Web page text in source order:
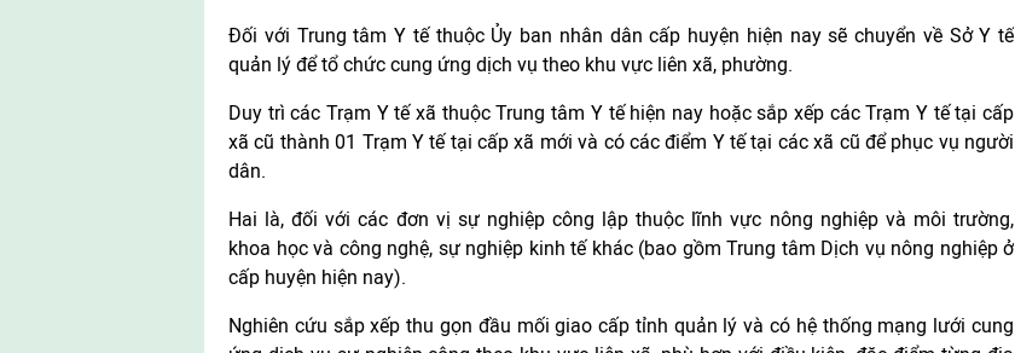
Đối với Trung tâm Y tế thuộc Ủy ban nhân dân cấp huyện hiện nay sẽ chuyển về Sở Y tế
quản lý để tổ chức cung ứng dịch vụ theo khu vực liên xã, phường.
Duy trì các Trạm Y tế xã thuộc Trung tâm Y tế hiện nay hoặc sắp xếp các Trạm Y tế tại cấp
xã cũ thành 01 Trạm Y tế tại cấp xã mới và có các điểm Y tế tại các xã cũ để phục vụ người
dân.
Hai là, đối với các đơn vị sự nghiệp công lập thuộc lĩnh vực nông nghiệp và môi trường,
khoa học và công nghệ, sự nghiệp kinh tế khác (bao gồm Trung tâm Dịch vụ nông nghiệp ở
cấp huyện hiện nay).
Nghiên cứu sắp xếp thu gọn đầu mối giao cấp tỉnh quản lý và có hệ thống mạng lưới cung